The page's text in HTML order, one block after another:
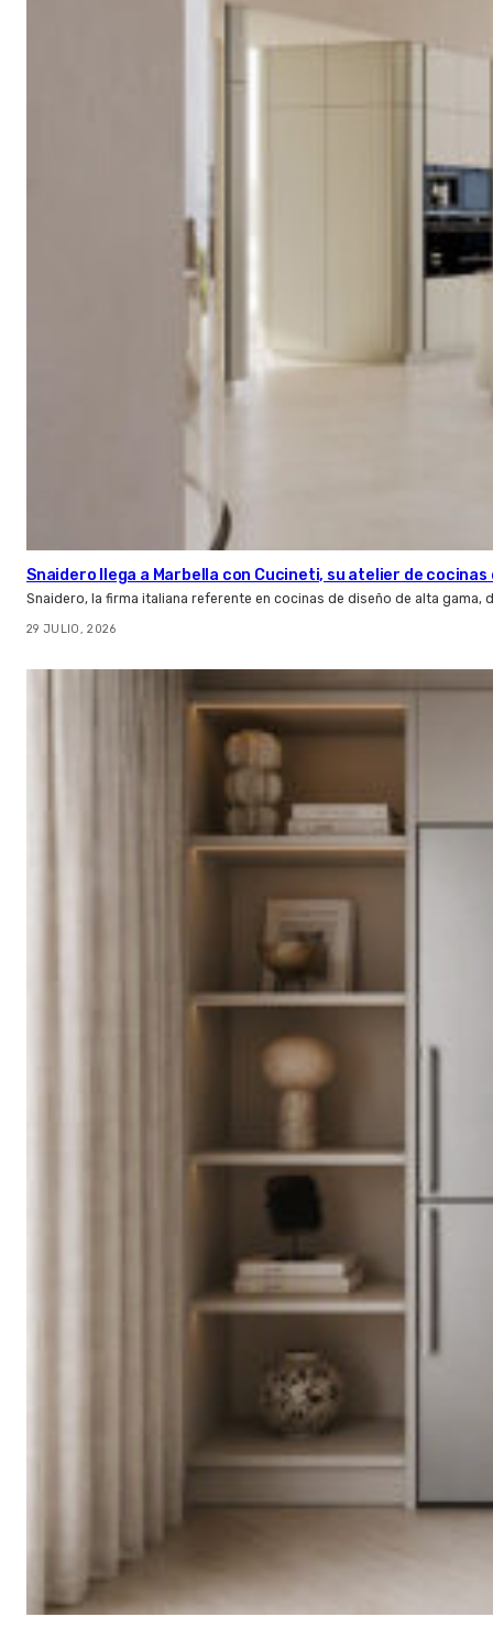
Snaidero llega a Marbella con Cucineti, su atelier de cocinas
Snaidero, la firma italiana referente en cocinas de diseño de alta gama,
29 JULIO, 2026